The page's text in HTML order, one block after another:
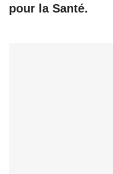
pour la Santé.